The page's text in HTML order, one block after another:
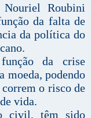
Nouriel Roubini
da falta de
da política do
da crise
moeda, podendo
o risco de
vida.
civil, têm sido